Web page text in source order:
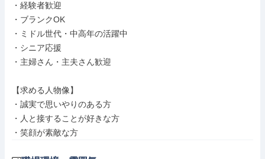
・経験者歓迎
・ブランクOK
・ミドル世代・中高年の活躍中
・シニア応援
・主婦さん・主夫さん歓迎
【求める人物像】
・誠実で思いやりのある方
・人と接することが好きな方
・笑顔が素敵な方